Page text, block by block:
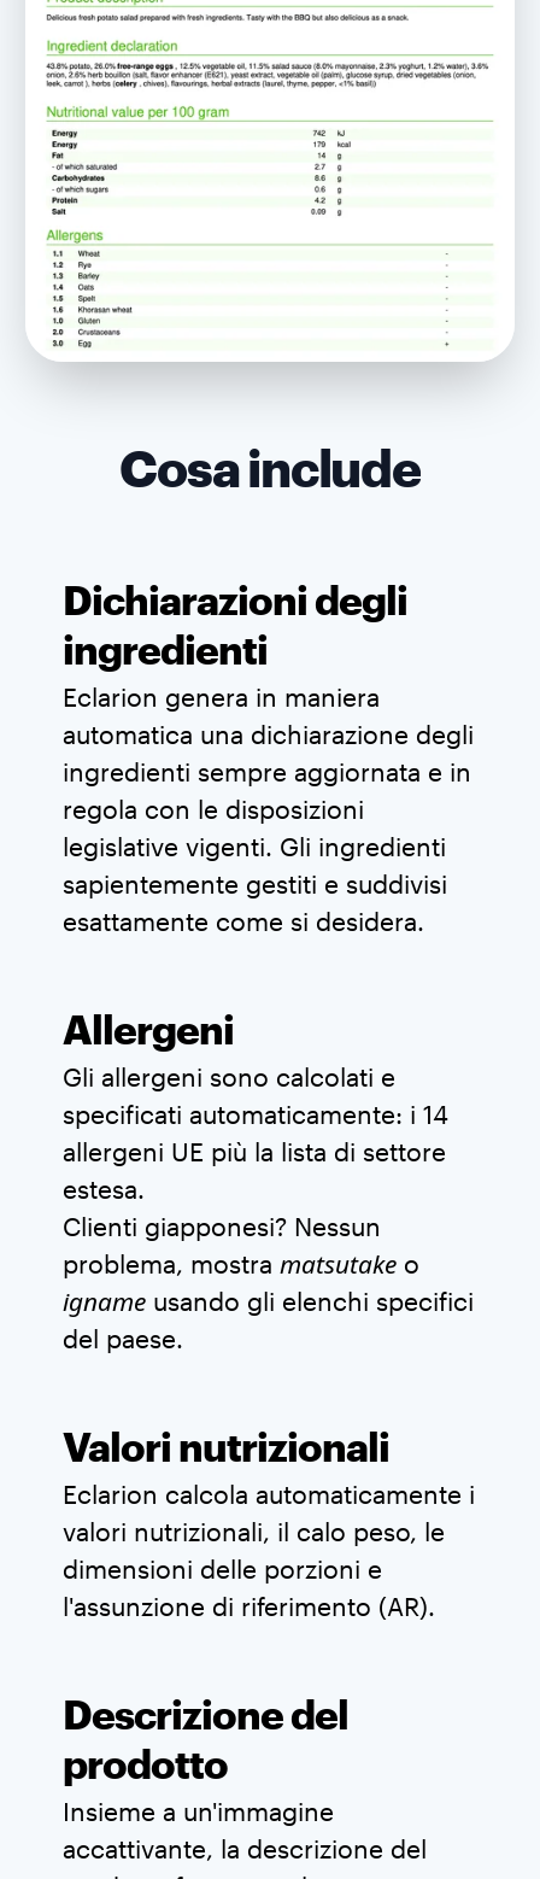
Cosa include
Dichiarazioni degli
ingredienti
Eclarion genera in maniera
automatica una dichiarazione degli
ingredienti sempre aggiornata e in
regola con le disposizioni
legislative vigenti. Gli ingredienti
sapientemente gestiti e suddivisi
esattamente come si desidera.
Allergeni
Gli allergeni sono calcolati e
specificati automaticamente: i 14
allergeni UE più la lista di settore
estesa.
Clienti giapponesi? Nessun
problema, mostra matsutake o
igname usando gli elenchi specifici
del paese.
Valori nutrizionali
Eclarion calcola automaticamente i
valori nutrizionali, il calo peso, le
dimensioni delle porzioni e
l'assunzione di riferimento (AR).
Descrizione del
prodotto
Insieme a un'immagine
accattivante, la descrizione del